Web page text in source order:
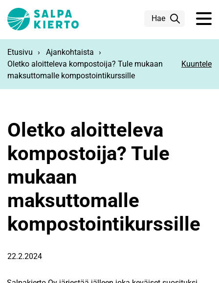
Hae
Etusivu
Ajankohtaista
Oletko aloitteleva kompostoija? Tule mukaan
maksuttomalle kompostointikurssille
Kuuntele
Oletko aloitteleva
kompostoija? Tule
mukaan
maksuttomalle
kompostointikurssille
22.2.2024